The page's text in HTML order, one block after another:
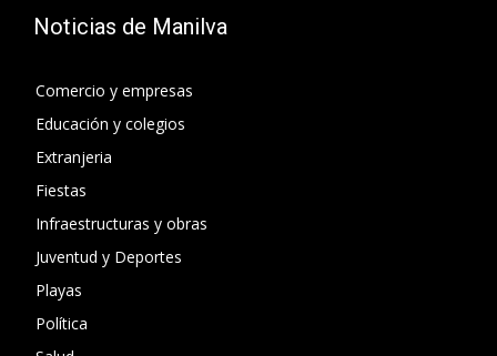
Noticias de Manilva
Comercio y empresas
Educación y colegios
Extranjeria
Fiestas
Infraestructuras y obras
Juventud y Deportes
Playas
Política